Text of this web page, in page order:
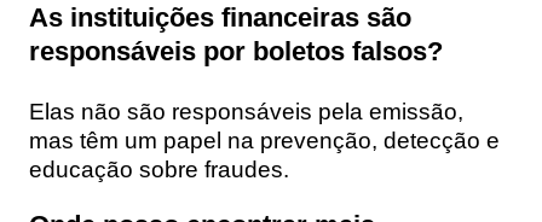
As instituições financeiras são
responsáveis por boletos falsos?
Elas não são responsáveis pela emissão,
mas têm um papel na prevenção, detecção e
educação sobre fraudes.